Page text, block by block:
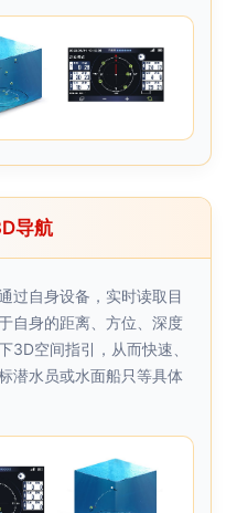
导航
过自身设备，实时读取目
自身的距离、方位、深度
3D空间指引，从而快速、
潜水员或水面船只等具体